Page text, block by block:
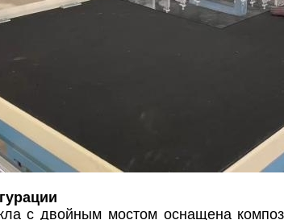
с двойным мостом оснащена